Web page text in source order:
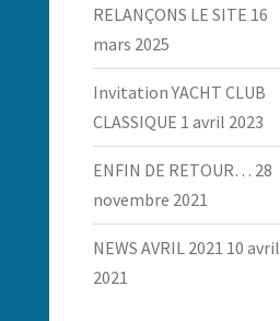
RELANÇONS LE SITE 16
mars 2025
Invitation YACHT CLUB
CLASSIQUE 1 avril 2023
ENFIN DE RETOUR… 28
novembre 2021
NEWS AVRIL 2021 10 avril
2021